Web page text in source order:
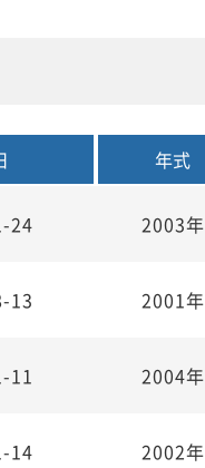
年式
24 2003年
13 2001年
11 2004年
14 2002年